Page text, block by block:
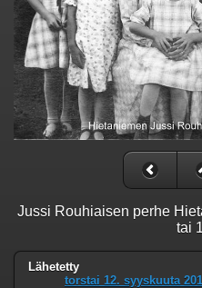
Jussi Rouhiaisen perhe
tai
Lähetetty
torstai 12. syyskuuta